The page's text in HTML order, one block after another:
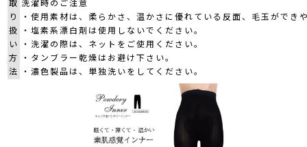
り
扱
い
方
法
・使用素材は、柔らかさ、温かさに優れている反面、毛玉ができ
・塩素系漂白剤は使用しないでください。
・洗濯の際は、ネットをご使用ください。
・タンブラー乾燥はお避け下さい。
・濃色製品は、単独洗いをしてください。